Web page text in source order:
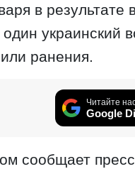
в результате
один
ранения.
Читайте
Google
сообщает